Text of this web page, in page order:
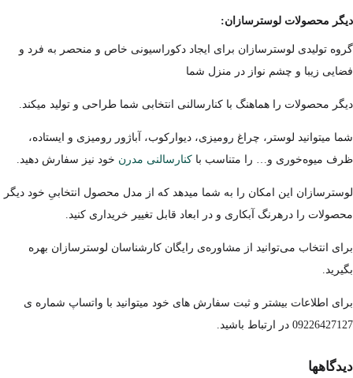
دیگر محصولات لوسترسازان:
گروه تولیدی لوسترسازان برای ایجاد دکوراسیونی خاص و منحصر به فرد و
فضایی زیبا و چشم نواز در منزل شما
دیگر محصولات را هماهنگ با کنارسالنی انتخابی شما طراحی و تولید میکند.
شما میتوانید لوستر، چراغ رومیزی، دیوارکوب، آباژور رومیزی و ایستاده،
ظرف میوه‌خوری و… را متناسب با کنارسالنی مدرن خود نیز سفارش دهید.
لوسترسازان این امکان را به شما میدهد که از مدل محصول انتخابیِ خود دیگر
محصولات را درهرنگ آبکاری و در ابعاد قابل تغییر خریداری کنید.
برای انتخاب می‌توانید از مشاوره‌ی رایگان کارشناسان لوسترسازان بهره
بگیرید.
برای اطلاعات بیشتر و ثبت سفارش های خود میتوانید با واتساپ شماره ی
09226427127 در ارتباط باشید.
دیدگاهها